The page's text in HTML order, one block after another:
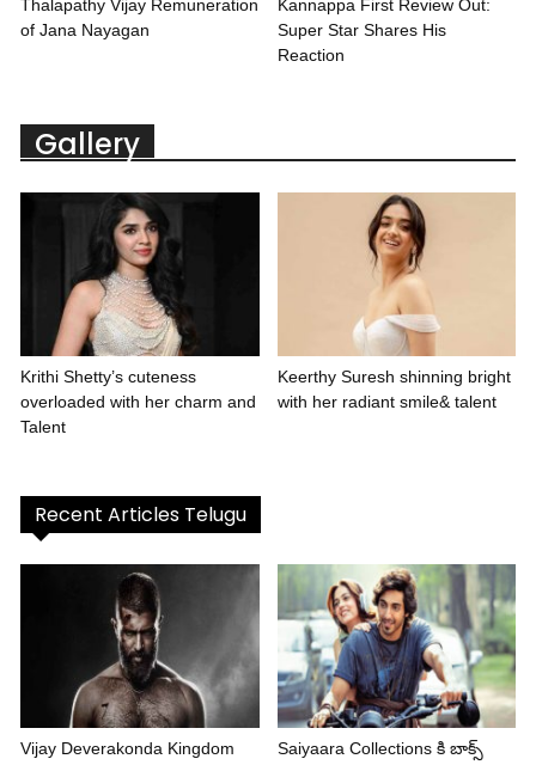
Thalapathy Vijay Remuneration
of Jana Nayagan
Kannappa First Review Out:
Super Star Shares His
Reaction
Gallery
Krithi Shetty’s cuteness
overloaded with her charm and
Talent
Keerthy Suresh shinning bright
with her radiant smile& talent
Recent Articles Telugu
Vijay Deverakonda Kingdom
Saiyaara Collections కి బాక్స్